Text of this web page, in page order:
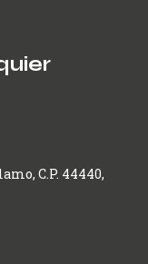
C.P. 44440,